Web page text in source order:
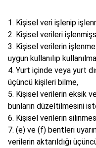
Kişisel veri işlenip
Kişisel verileri
Kişisel verilerin işlenme
uygun kullanılıp
Yurt içinde veya yurt
üçüncü kişileri bilme,
Kişisel verilerin eksik
bunların düzeltilmesini
Kişisel verilerin
(e) ve (f) bentleri
verilerin aktarıldığı